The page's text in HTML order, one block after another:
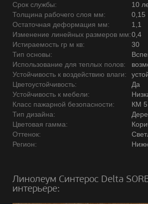
Срок службы:
10
Толщина рабочего слоя мм:
0,15
Остаточная деформация мм:
1,1
Изменение линейных размеров мм:0,4
Истираемость гр м кв:
30
Тип основы:
Использование для теплых полов:
Устойчивость к воздействию влаги:
Цветоустойчивость:
Да
Устойчивость к мебели:
Класс пажарной безопасности:
КМ
Тип дизайна:
Цветовая гамма:
Оттенок:
Регион:
Линолеум Синтерос Delta
интерьере: